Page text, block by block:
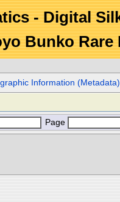
- Digital
Bunko Rare
Information (Metadata)
Page